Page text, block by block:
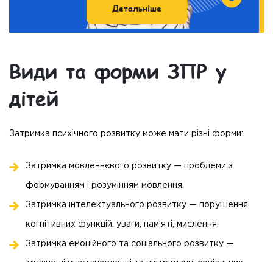
Детальніше
Види та форми ЗПР у
дітей
Затримка психічного розвитку може мати різні форми:
Затримка мовленнєвого розвитку — проблеми з
формуванням і розумінням мовлення.
Затримка інтелектуального розвитку — порушення
когнітивних функцій: уваги, пам’яті, мислення.
Затримка емоційного та соціального розвитку —